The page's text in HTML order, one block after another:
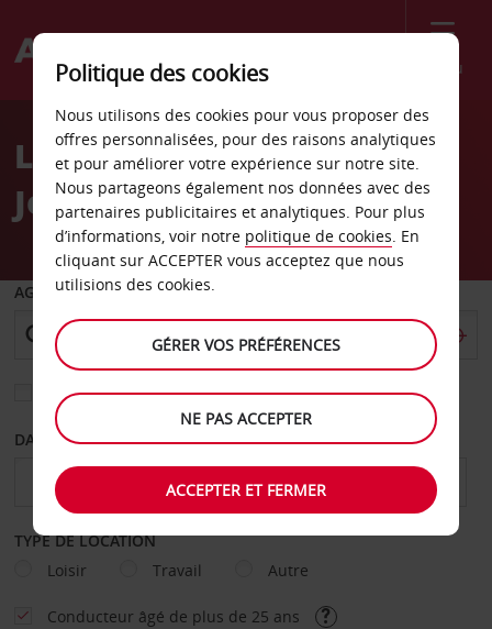
Menu
Welcome
AvisLocation de voiture Saint-
Joseph
AGENCE DE DÉPART
Sélectionnez une autre agence de retour
DATE DE DÉPART DATE DE RETOUR
TYPE DE LOCATION
Loisir
Travail Autre
Conducteur âgé de plus de 25 ans
Politique des cookies
Nous utilisons des cookies pour vous proposer des
offres personnalisées, pour des raisons analytiques
et pour améliorer votre expérience sur notre site.
Nous partageons également nos données avec des
partenaires publicitaires et analytiques. Pour plus
d’informations, voir notre politique de cookies. En
cliquant sur ACCEPTER vous acceptez que nous
utilisions des cookies.
GÉRER VOS PRÉFÉRENCES
NE PAS ACCEPTER
ACCEPTER ET FERMER